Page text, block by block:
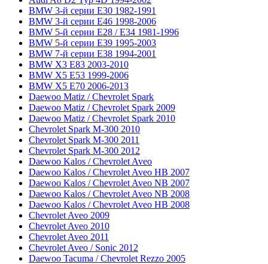
BMW 3-й серии E30 1982-1991
BMW 3-й серии E46 1998-2006
BMW 5-й серии E28 / E34 1981-1996
BMW 5-й серии E39 1995-2003
BMW 7-й серии E38 1994-2001
BMW X3 E83 2003-2010
BMW X5 E53 1999-2006
BMW X5 E70 2006-2013
Daewoo Matiz / Chevrolet Spark
Daewoo Matiz / Chevrolet Spark 2009
Daewoo Matiz / Chevrolet Spark 2010
Chevrolet Spark M-300 2010
Chevrolet Spark M-300 2011
Chevrolet Spark M-300 2012
Daewoo Kalos / Chevrolet Aveo
Daewoo Kalos / Chevrolet Aveo HB 2007
Daewoo Kalos / Chevrolet Aveo NB 2007
Daewoo Kalos / Chevrolet Aveo NB 2008
Daewoo Kalos / Chevrolet Aveo HB 2008
Chevrolet Aveo 2009
Chevrolet Aveo 2010
Chevrolet Aveo 2011
Chevrolet Aveo / Sonic 2012
Daewoo Tacuma / Chevrolet Rezzo 2005